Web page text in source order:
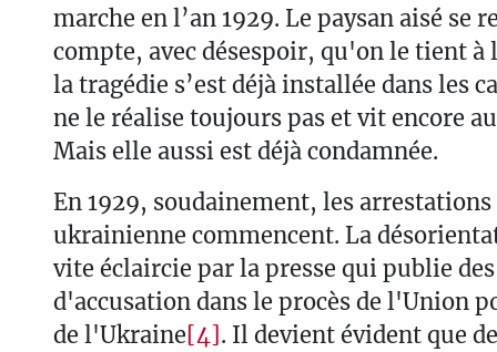
marche en l’an 1929. Le paysan aisé se
compte, avec désespoir, qu'on le tient à
la tragédie s’est déjà installée dans les
ne le réalise toujours pas et vit encore
Mais elle aussi est déjà condamnée.
En 1929, soudainement, les
ukrainienne commencent. La
vite éclaircie par la presse qui publie
d'accusation dans le procès de l'Union
de l'Ukraine[4]. Il devient évident que